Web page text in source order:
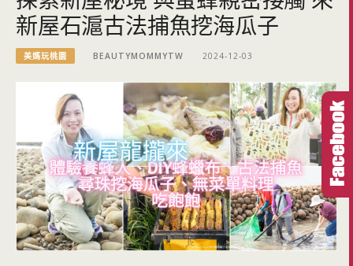
新屋石滬古法捕魚挖海瓜子
美媽玩桃園 BEAUTYMOMMYTW 2024-12-03